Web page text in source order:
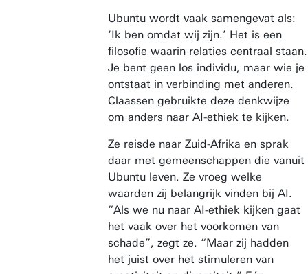
Ubuntu wordt vaak samengevat als:
‘Ik ben omdat wij zijn.’ Het is een
filosofie waarin relaties centraal staan.
Je bent geen los individu, maar wie je
ontstaat in verbinding met anderen.
Claassen gebruikte deze denkwijze
om anders naar AI-ethiek te kijken.
Ze reisde naar Zuid-Afrika en sprak
daar met gemeenschappen die vanuit
Ubuntu leven. Ze vroeg welke
waarden zij belangrijk vinden bij AI.
“Als we nu naar AI-ethiek kijken gaat
het vaak over het voorkomen van
schade”, zegt ze. “Maar zij hadden
het juist over het stimuleren van